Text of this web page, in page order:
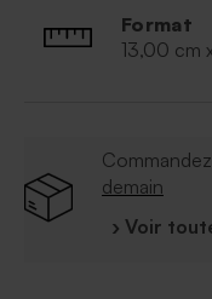
Format
13,00 cm
demain
› Voir